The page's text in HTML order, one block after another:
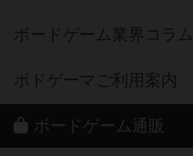
ボードゲーム業界コラム
ボドゲーマご利用案内
ボードゲーム通販